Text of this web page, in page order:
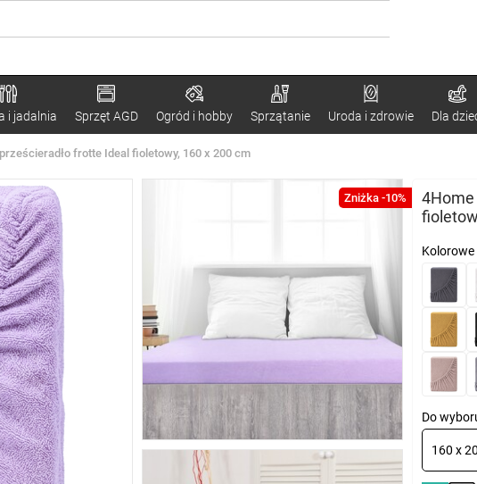
i jadalnia Sprzęt AGD Ogród i hobby Sprzątanie Uroda i zdrowie Dla
frotte Ideal fioletowy, 160 x 200 cm
Zniżka -10%
4Home
Do
160 x